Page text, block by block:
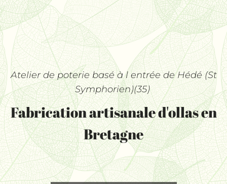
Atelier de poterie basé à l entrée de Hédé (St
Symphorien)(35)
Fabrication artisanale d'ollas en
Bretagne